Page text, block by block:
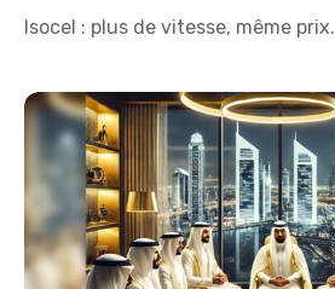
Isocel : plus de vitesse, même prix.